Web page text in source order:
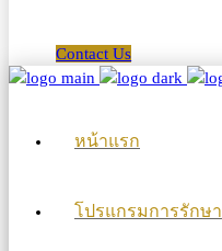
Contact Us
หน้าแรก
โปรแกรมการรักษา